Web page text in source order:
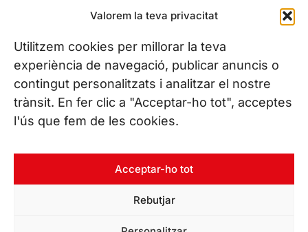
Valorem la teva privacitat
Utilitzem cookies per millorar la teva
experiència de navegació, publicar anuncis o
contingut personalitzats i analitzar el nostre
trànsit. En fer clic a "Acceptar-ho tot", acceptes
l'ús que fem de les cookies.
Acceptar-ho tot
Rebutjar
08225 Terrassa, (Barcelona)
Conoce todas nuestras sedes
CONTÁCTANOS
Tel. (+34) 937 882 300